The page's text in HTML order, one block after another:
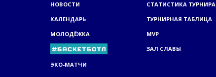
НОВОСТИ
КАЛЕНДАРЬ
МОЛОДЁЖКА
ЭКО-МАТЧИ
СТАТИСТИКА ТУРНИРА
ТУРНИРНАЯ ТАБЛИЦА
MVP
ЗАЛ СЛАВЫ